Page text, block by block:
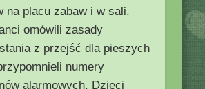
na placu zabaw i w sali.
omówili zasady
z przejść dla pieszych
numery
alarmowych. Dzieci